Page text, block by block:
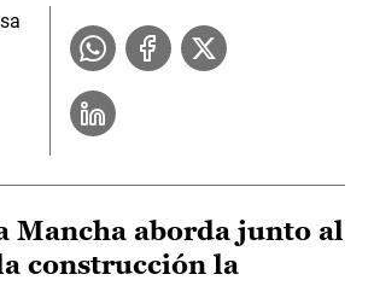
Mancha aborda junto al
construcción la